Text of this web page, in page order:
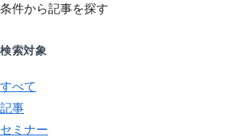
条件から記事を探す
検索対象
すべて
記事
セミナー